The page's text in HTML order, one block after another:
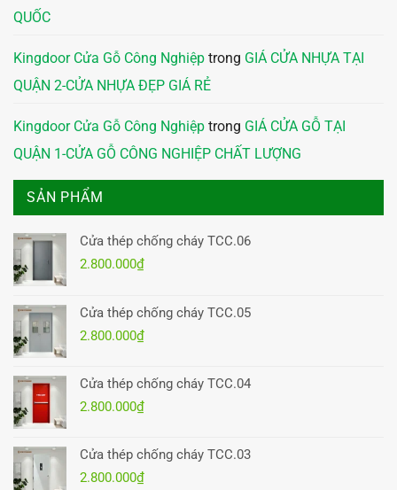
QUỐC
Kingdoor Cửa Gỗ Công Nghiệp trong GIÁ CỬA NHỰA TẠI
QUẬN 2-CỬA NHỰA ĐẸP GIÁ RẺ
Kingdoor Cửa Gỗ Công Nghiệp trong GIÁ CỬA GỖ TẠI
QUẬN 1-CỬA GỖ CÔNG NGHIỆP CHẤT LƯỢNG
SẢN PHẨM
Cửa thép chống cháy TCC.06
2.800.000₫
Cửa thép chống cháy TCC.05
2.800.000₫
Cửa thép chống cháy TCC.04
2.800.000₫
Cửa thép chống cháy TCC.03
2.800.000₫